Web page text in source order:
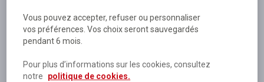
Plus de 180 personnes
à votre écoute
Plus de 80 000 références
disponibles
Expédition le jour même
Vous pouvez accepter, refuser ou personnaliser
vos préférences. Vos choix seront sauvegardés
pendant 6 mois.
Pour plus d’informations sur les cookies, consultez
notre
politique de cookies.